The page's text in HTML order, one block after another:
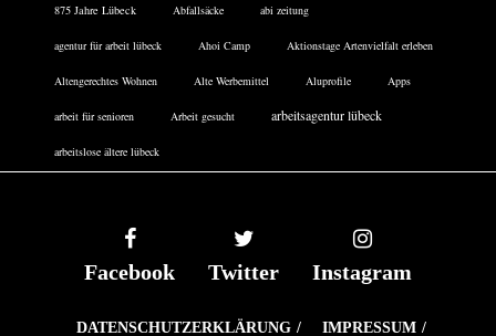
875 Jahre Lübeck Abfallsäcke abi zeitung
agentur für arbeit lübeck Ahoi Camp Aktionstage Artenvielfalt erleben
Altengerechtes Wohnen Alte Werbemittel Aluprofile Apps
arbeit für senioren Arbeit gesucht arbeitsagentur lübeck
arbeitslose ältere lübeck
Facebook Twitter Instagram
DATENSCHUTZERKLÄRUNG IMPRESSUM